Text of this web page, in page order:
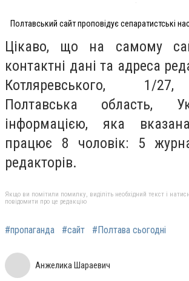
Полтавський сайт проповідує сепаратистські
Цікаво, що на самому
контактні дані та адреса
Котляревського, 1/
Полтавська область,
інформацією, яка
працює 8 чоловік: 5
редакторів.
Якщо ви помітили помилку, виділіть необхідний текст і
повідомити про це редакцію
#пропаганда #сайт #Полтава сьогодні
Анжелика Шараевич